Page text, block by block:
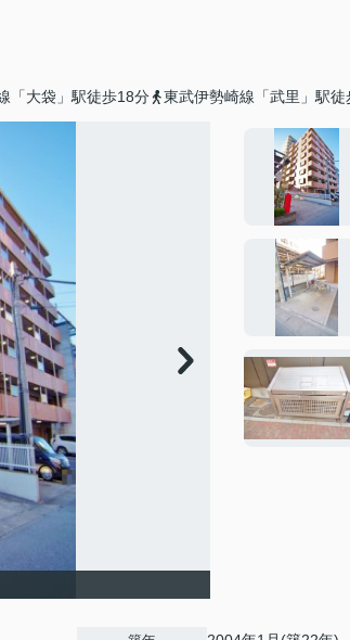
「大袋」駅徒歩18分 東武伊勢崎線「武里」駅徒